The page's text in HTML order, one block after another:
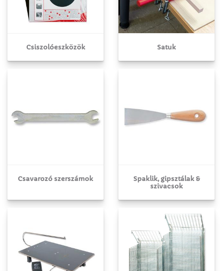
Csiszolóeszközök Satuk
Csavarozó szerszámok
Spaklik, gipsztálak &
szivacsok